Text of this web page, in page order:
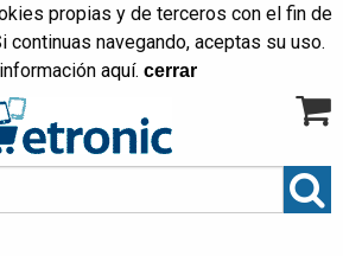
propias y de terceros con el fin de
continuas navegando, aceptas su uso.
aquí. cerrar